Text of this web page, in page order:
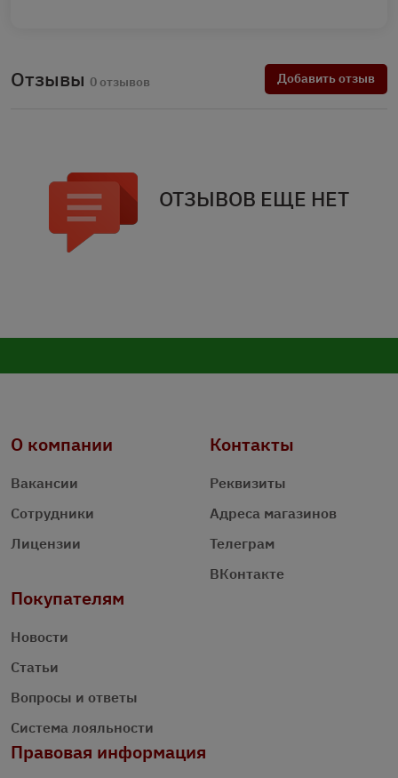
Отзывы 0 отзывов Добавить отзыв
ОТЗЫВОВ ЕЩЕ НЕТ
О компании
Вакансии
Сотрудники
Лицензии
Контакты
Реквизиты
Адреса магазинов
Телеграм
ВКонтакте
Покупателям
Новости
Статьи
Вопросы и ответы
Система лояльности
Правовая информация